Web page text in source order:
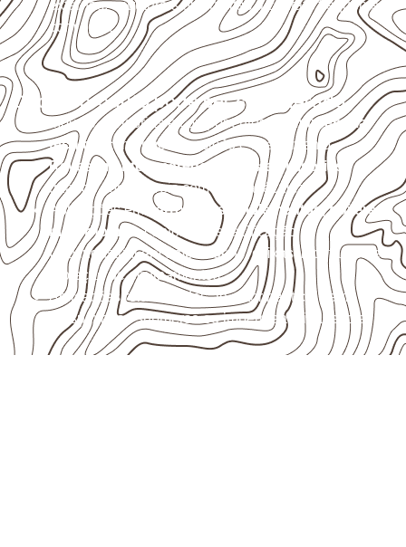
externas, estruturais ou sujeitas a contato frequente
com água.
Onde o produto pode ser considerado
Móveis, divisórias e componentes de
marcenaria
técnica
, conforme exposição e acabamento.
Revestimentos, paredes, pisos e divisórias
quando compatíveis com a ficha técnica.
Aplicações em
carrocerias, implementos, trailers e
motorhomes, conforme especificação.
Uso industrial em embalagens, caixas, montagem e
proteção de equipamentos.
Aplicações relacionadas ao setor náutico, sem
presumir uso submerso ou impermeabilidade total.